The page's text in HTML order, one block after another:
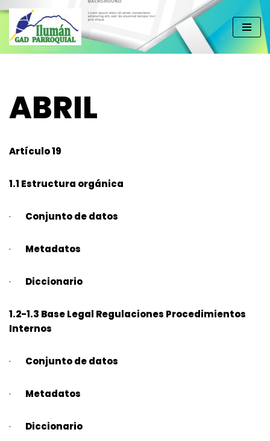
Saltar
al
ABRIL
Artículo 19
1.1 Estructura orgánica
· Conjunto de datos
· Metadatos
· Diccionario
1.2-1.3 Base Legal Regulaciones Procedimientos
Internos
· Conjunto de datos
· Metadatos
· Diccionario